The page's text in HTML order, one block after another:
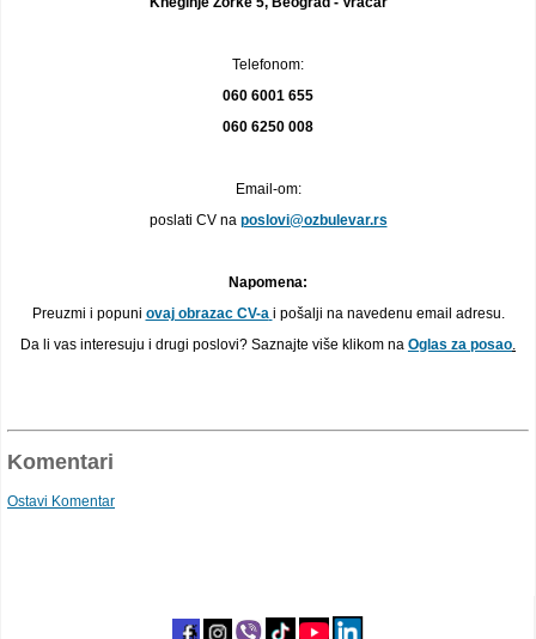
Telefonom:
060 6001 655
060 6250 008
Email-om:
poslati CV na poslovi@ozbulevar.rs
Napomena:
Preuzmi i popuni ovaj obrazac CV-a i pošalji na navedenu email adresu.
Da li vas interesuju i drugi poslovi? Saznajte više klikom na Oglas za posao.
Komentari
Ostavi Komentar